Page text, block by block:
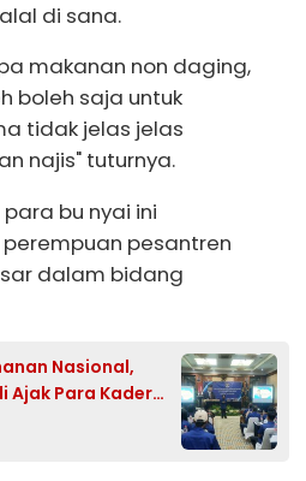
di sana.
makanan non daging,
boleh saja untuk
tidak jelas jelas
najis" tuturnya.
bu nyai ini
pesantren
dalam bidang
Nasional,
Ajak Para Kader